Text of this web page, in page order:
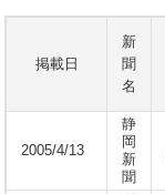
掲載日
新
聞
名
2005/4/13
静
岡
新
聞